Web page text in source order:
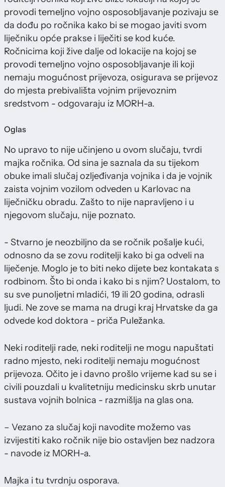
provodi temeljno vojno osposobljavanje pozivaju se
da dođu po ročnika kako bi se mogao javiti svom
liječniku opće prakse i liječiti se kod kuće.
Ročnicima koji žive dalje od lokacije na kojoj se
provodi temeljno vojno osposobljavanje ili koji
nemaju mogućnost prijevoza, osigurava se prijevoz
do mjesta prebivališta vojnim prijevoznim
sredstvom - odgovaraju iz MORH-a.
Oglas
No upravo to nije učinjeno u ovom slučaju, tvrdi
majka ročnika. Od sina je saznala da su tijekom
obuke imali slučaj ozljeđivanja vojnika i da je vojnik
zaista vojnim vozilom odveden u Karlovac na
liječničku obradu. Zašto to nije napravljeno i u
njegovom slučaju, nije poznato.
- Stvarno je neozbiljno da se ročnik pošalje kući,
odnosno da se zovu roditelji kako bi ga odveli na
liječenje. Moglo je to biti neko dijete bez kontakata s
rodbinom. Što bi onda i kako bi s njim? Uostalom, to
su sve punoljetni mladići, 19 ili 20 godina, odrasli
ljudi. Ne zove se mama na drugi kraj Hrvatske da ga
odvede kod doktora - priča Puležanka.
Neki roditelji rade, neki roditelji ne mogu napuštati
radno mjesto, neki roditelji nemaju mogućnost
prijevoza. Očito je i davno prošlo vrijeme kad su se i
civili pouzdali u kvalitetniju medicinsku skrb unutar
sustava vojnih bolnica - razmišlja na glas ona.
– Vezano za slučaj koji navodite možemo vas
izvijestiti kako ročnik nije bio ostavljen bez nadzora
- navode iz MORH-a.
Majka i tu tvrdnju osporava.